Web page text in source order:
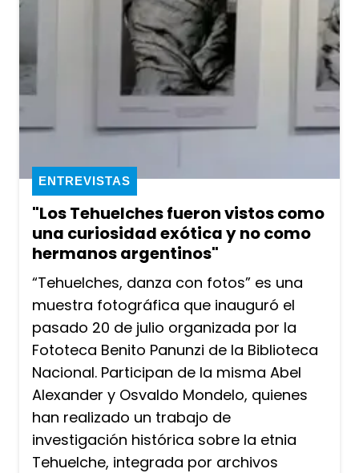
"Los Tehuelches fueron vistos como
una curiosidad exótica y no como
hermanos argentinos"
ENTREVISTAS
“Tehuelches, danza con fotos” es una
muestra fotográfica que inauguró el
pasado 20 de julio organizada por la
Fototeca Benito Panunzi de la Biblioteca
Nacional. Participan de la misma Abel
Alexander y Osvaldo Mondelo, quienes
han realizado un trabajo de
investigación histórica sobre la etnia
Tehuelche, integrada por archivos